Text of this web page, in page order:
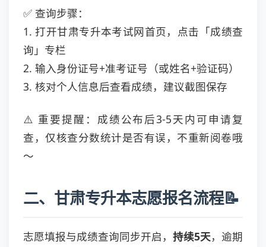
✅ 查询步骤：
1. 打开甘肃专升本考试网首页，点击「成绩查
询」专栏
2. 输入身份证号+准考证号（或姓名+验证码）
3. 核对个人信息后查看成绩，建议截图保存
⚠️ 重要提醒：成绩公布后3-5天内可申请复
查，仅核查分数统计是否有误，不重新阅卷哦
～
二、甘肃专升本志愿报名流程📝
志愿填报与成绩查询同步开启， 持续5天，逾期